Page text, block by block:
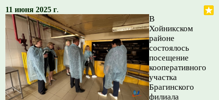
11 июня 2025 г.
В
Хойникском
районе
состоялось
посещение
кооперативного
участка
Брагинского
филиала